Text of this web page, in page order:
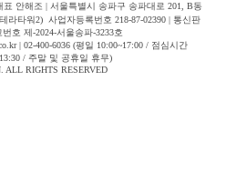
안해조 | 서울특별시 송파구 송파대로 201, B동
라타워2) 사업자등록번호 218-87-02390 | 통신판
호 제-2024-서울송파-3233호
| 02-400-6036 (평일 10:00~17:00 / 점심시간
/ 주말 및 공휴일 휴무)
ALL RIGHTS RESERVED